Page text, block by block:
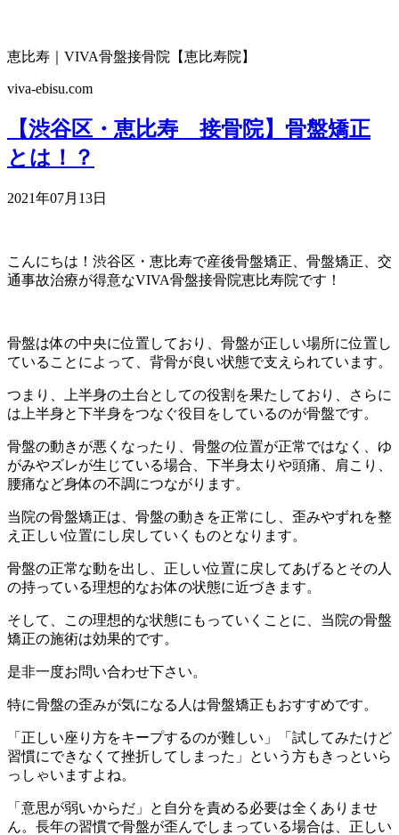
恵比寿｜VIVA骨盤接骨院【恵比寿院】
viva-ebisu.com
【渋谷区・恵比寿 接骨院】骨盤矯正
とは！？
2021年07月13日
こんにちは！渋谷区・恵比寿で産後骨盤矯正、骨盤矯正、交
通事故治療が得意なVIVA骨盤接骨院恵比寿院です！
骨盤は体の中央に位置しており、骨盤が正しい場所に位置し
ていることによって、背骨が良い状態で支えられています。
つまり、上半身の土台としての役割を果たしており、さらに
は上半身と下半身をつなぐ役目をしているのが骨盤です。
骨盤の動きが悪くなったり、骨盤の位置が正常ではなく、ゆ
がみやズレが生じている場合、下半身太りや頭痛、肩こり、
腰痛など身体の不調につながります。
当院の骨盤矯正は、骨盤の動きを正常にし、歪みやずれを整
え正しい位置にし戻していくものとなります。
骨盤の正常な動を出し、正しい位置に戻してあげるとその人
の持っている理想的なお体の状態に近づきます。
そして、この理想的な状態にもっていくことに、当院の骨盤
矯正の施術は効果的です。
是非一度お問い合わせ下さい。
特に骨盤の歪みが気になる人は骨盤矯正もおすすめです。
「正しい座り方をキープするのが難しい」「試してみたけど
習慣にできなくて挫折してしまった」という方もきっといら
っしゃいますよね。
「意思が弱いからだ」と自分を責める必要は全くありませ
ん。長年の習慣で骨盤が歪んでしまっている場合は、正しい